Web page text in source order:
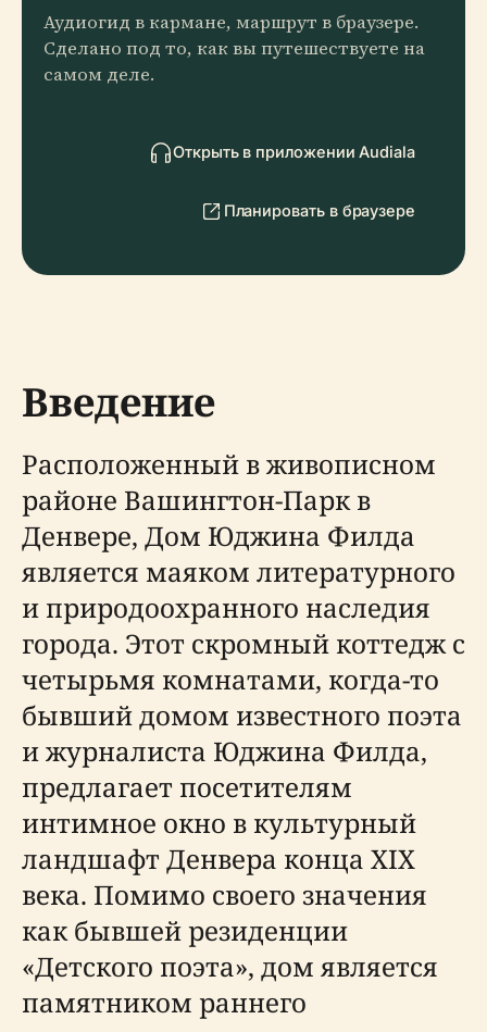
Аудиогид в кармане, маршрут в браузере.
Сделано под то, как вы путешествуете на
самом деле.
Открыть в приложении Audiala
Планировать в браузере
Введение
Расположенный в живописном
районе Вашингтон-Парк в
Денвере, Дом Юджина Филда
является маяком литературного
и природоохранного наследия
города. Этот скромный коттедж с
четырьмя комнатами, когда-то
бывший домом известного поэта
и журналиста Юджина Филда,
предлагает посетителям
интимное окно в культурный
ландшафт Денвера конца XIX
века. Помимо своего значения
как бывшей резиденции
«Детского поэта», дом является
памятником раннего